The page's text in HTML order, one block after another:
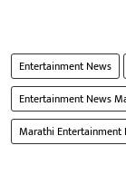
Entertainment News
Entertainment News
Marathi Entertainment